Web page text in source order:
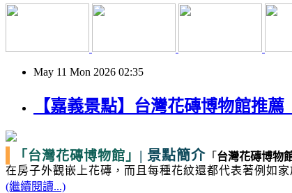
May 11 Mon 2026 02:35
【嘉義景點】台灣花磚博物館推
「台灣花磚博物館」 | 景點簡介 「 台灣花磚博物
在房子外觀嵌上花磚，而且每種花紋還都代表著例如
(繼續閱讀...)